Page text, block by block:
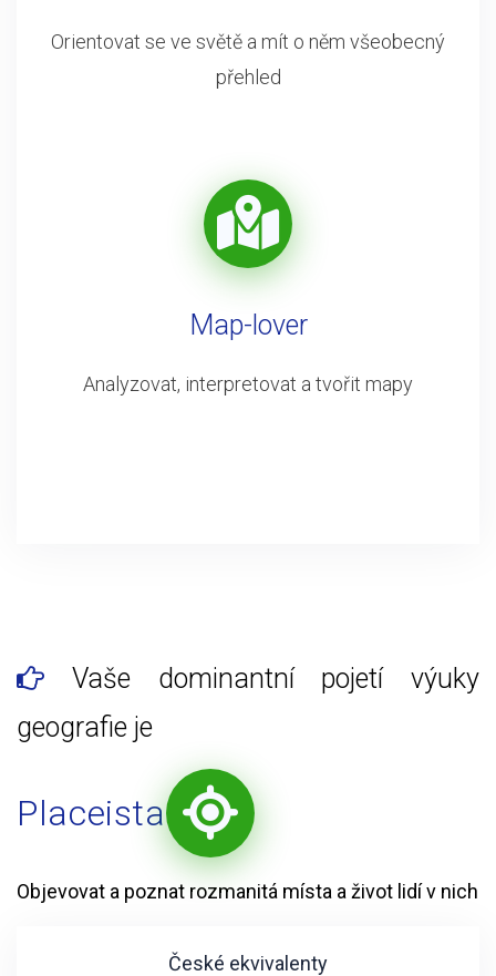
Orientovat se ve světě a mít o něm všeobecný
přehled
Map-lover
Analyzovat, interpretovat a tvořit mapy
Vaše dominantní pojetí výuky
geografie je
Placeista
Objevovat a poznat rozmanitá místa a život lidí v nich
České ekvivalenty